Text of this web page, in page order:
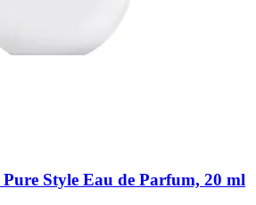
Pure Style Eau de Parfum, 20 ml